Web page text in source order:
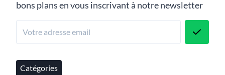
bons plans en vous inscrivant à notre newsletter
Catégories